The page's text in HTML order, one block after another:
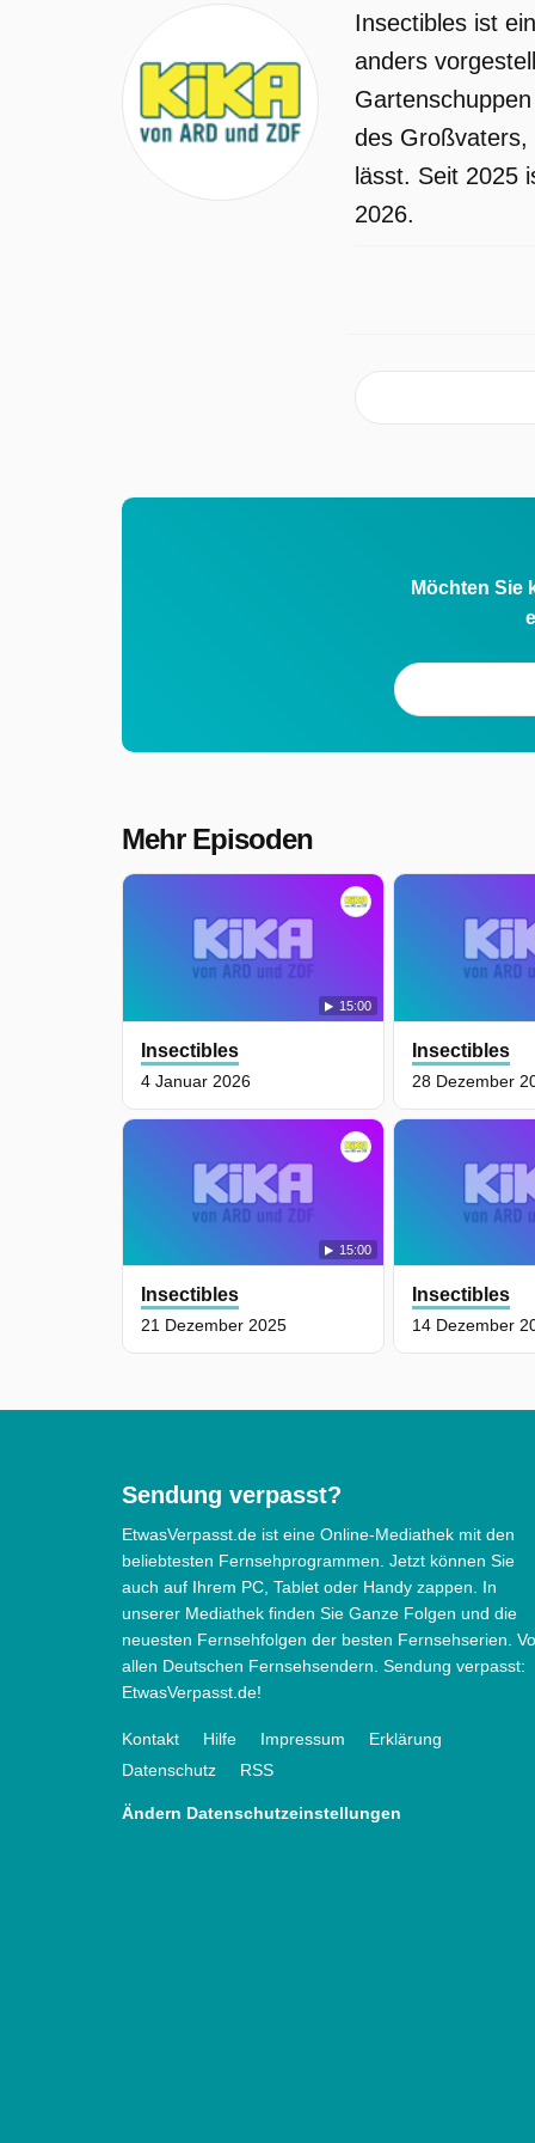
Insectibles ist
anders
des Großvaters,
lässt. Seit 2025
2026.
Möchten Sie
Mehr Episoden
15:00
Insectibles
4 Januar 2026
Insectibles
28 Dezember
15:00
Insectibles
21 Dezember 2025
Insectibles
14 Dezember
Sendung verpasst?
EtwasVerpasst.de ist eine Online-Mediathek mit den
beliebtesten Fernsehprogrammen. Jetzt können Sie
auch auf Ihrem PC, Tablet oder Handy zappen. In
unserer Mediathek finden Sie Ganze Folgen und die
neuesten Fernsehfolgen der besten Fernsehserien.
allen Deutschen Fernsehsendern. Sendung verpasst:
EtwasVerpasst.de!
Kontakt Hilfe Impressum
Erklärung
Datenschutz
RSS
Ändern Datenschutzeinstellungen